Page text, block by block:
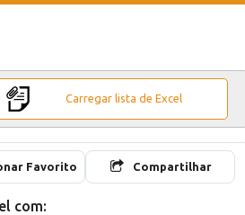
Carregar lista de Excel
Favorito Compartilhar
com: